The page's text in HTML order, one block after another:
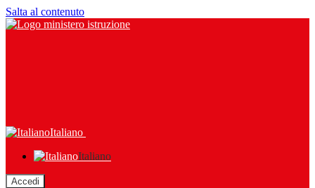
Salta al contenuto
Italiano
Italiano
Accedi